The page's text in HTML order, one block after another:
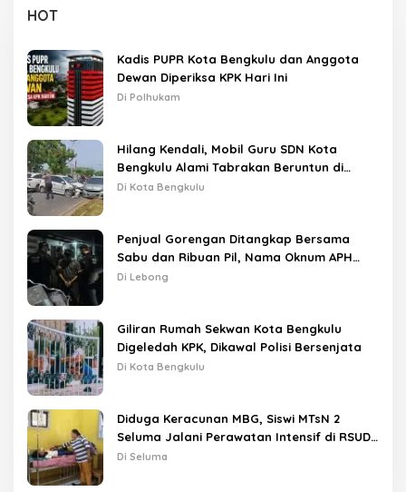
HOT
Kadis PUPR Kota Bengkulu dan Anggota
Dewan Diperiksa KPK Hari Ini
Di Polhukam
Hilang Kendali, Mobil Guru SDN Kota
Bengkulu Alami Tabrakan Beruntun di
Lampu Merah
Di Kota Bengkulu
Penjual Gorengan Ditangkap Bersama
Sabu dan Ribuan Pil, Nama Oknum APH
Disebut Saat Interogasi
Di Lebong
Giliran Rumah Sekwan Kota Bengkulu
Digeledah KPK, Dikawal Polisi Bersenjata
Di Kota Bengkulu
Diduga Keracunan MBG, Siswi MTsN 2
Seluma Jalani Perawatan Intensif di RSUD
Tais
Di Seluma